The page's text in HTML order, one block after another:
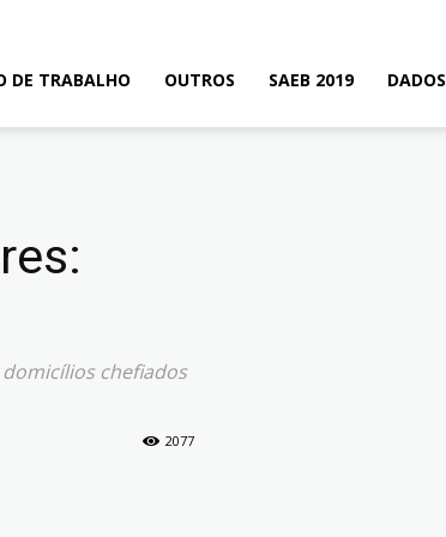
DE TRABALHO OUTROS SAEB 2019 DADOS
chefiados
2077